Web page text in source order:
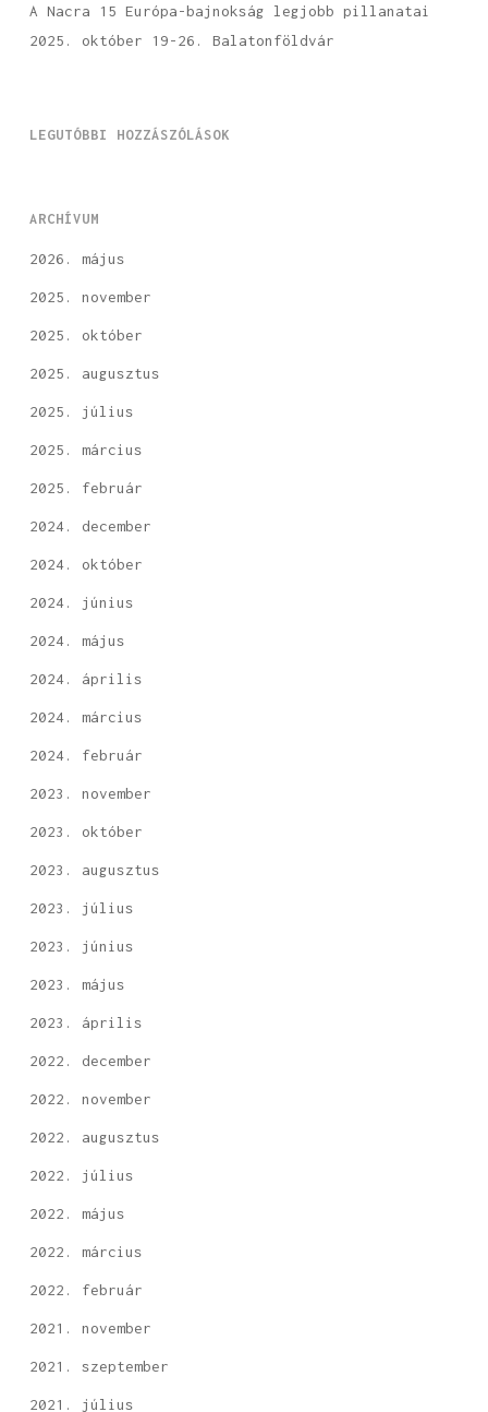
A Nacra 15 Európa-bajnokság legjobb pillanatai
2025. október 19-26. Balatonföldvár
LEGUTÓBBI HOZZÁSZÓLÁSOK
ARCHÍVUM
2026. május
2025. november
2025. október
2025. augusztus
2025. július
2025. március
2025. február
2024. december
2024. október
2024. június
2024. május
2024. április
2024. március
2024. február
2023. november
2023. október
2023. augusztus
2023. július
2023. június
2023. május
2023. április
2022. december
2022. november
2022. augusztus
2022. július
2022. május
2022. március
2022. február
2021. november
2021. szeptember
2021. július